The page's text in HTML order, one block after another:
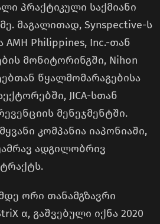
პრაქტიკული საქმიანი
მაგალითად, Synspective-ს
Philippines, Inc.-თან
მონიტორინგში, Nihon
წყალმომარაგებისა
JICA-სთან
მენეჯმენტში.
კომპანია იაპონიაში,
ადგილობრივ
ორი თანამგზავრი
α, გაშვებული იქნა 2020